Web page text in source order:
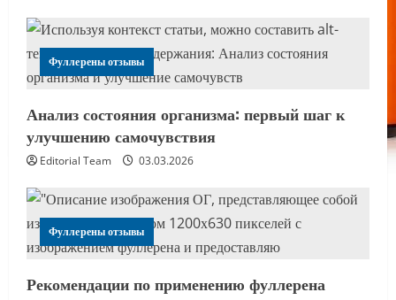
Фуллерены отзывы
Анализ состояния организма: первый шаг к
улучшению самочувствия
Editorial Team 03.03.2026
Фуллерены отзывы
Рекомендации по применению фуллерена